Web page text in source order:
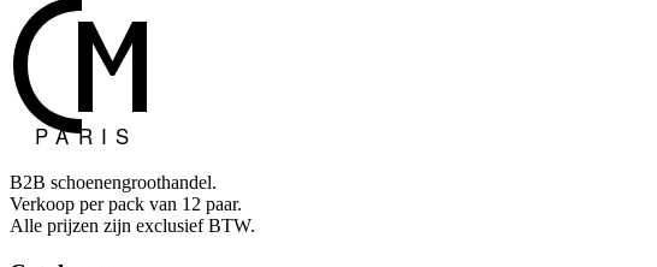
B2B schoenengroothandel.
Verkoop per pack van 12 paar.
Alle prijzen zijn exclusief BTW.